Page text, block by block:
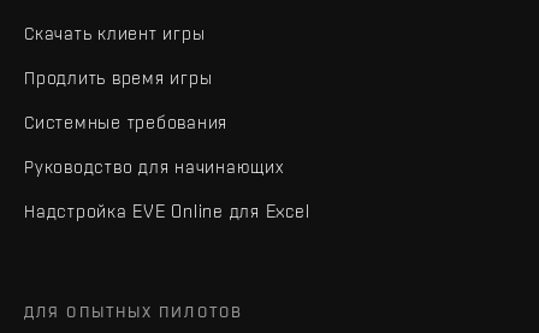
Скачать клиент игры
Продлить время игры
Системные требования
Руководство для начинающих
Надстройка EVE Online для Excel
ДЛЯ ОПЫТНЫХ ПИЛОТОВ